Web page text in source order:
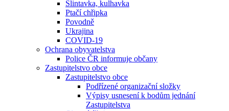
Slintavka, kulhavka
Ptačí chřipka
Povodně
Ukrajina
COVID-19
Ochrana obyvatelstva
Police ČR informuje občany
Zastupitelstvo obce
Zastupitelstvo obce
Podřízené organizační složky
Výpisy usnesení k bodům jednání
Zastupitelstva